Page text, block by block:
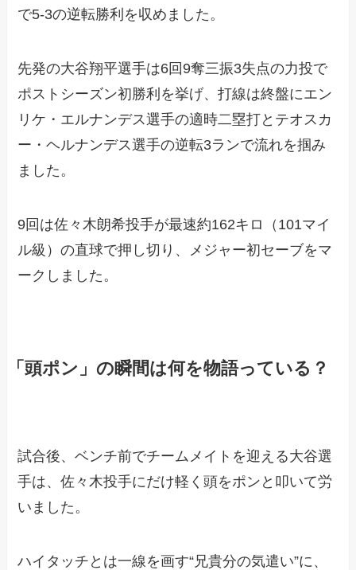
で5-3の逆転勝利を収めました。
先発の大谷翔平選手は6回9奪三振3失点の力投で
ポストシーズン初勝利を挙げ、打線は終盤にエン
リケ・エルナンデス選手の適時二塁打とテオスカ
ー・ヘルナンデス選手の逆転3ランで流れを掴み
ました。
9回は佐々木朗希投手が最速約162キロ（101マイ
ル級）の直球で押し切り、メジャー初セーブをマ
ークしました。
「頭ポン」の瞬間は何を物語っている？
試合後、ベンチ前でチームメイトを迎える大谷選
手は、佐々木投手にだけ軽く頭をポンと叩いて労
いました。
ハイタッチとは一線を画す“兄貴分の気遣い”に、